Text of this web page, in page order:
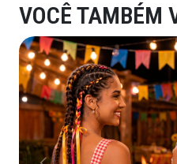
VOCÊ TAMBÉM